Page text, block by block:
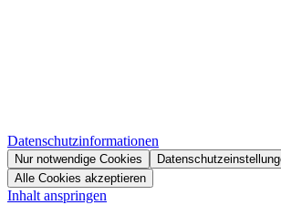
Datenschutzinformationen
Nur notwendige Cookies
Alle Cookies akzeptieren
Inhalt anspringen